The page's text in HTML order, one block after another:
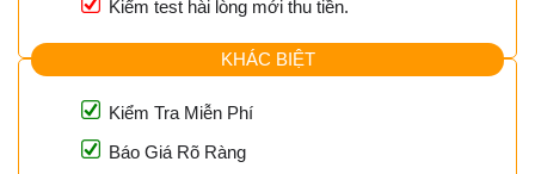
Kiểm test hài lòng mới thu tiền.
KHÁC BIỆT
Kiểm Tra Miễn Phí
Báo Giá Rõ Ràng